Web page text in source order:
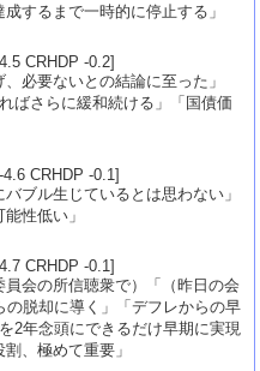
するまで一時的に停止する」
CRHDP -0.2]
必要ないとの結論に至った」
ばさらに緩和続ける」「国債価
CRHDP -0.1]
ブル生じているとは思わない」
性低い」
CRHDP -0.1]
員会の所信聴衆で）「（昨日の会
脱却に導く」「デフレからの早
2年念頭にできるだけ早期に実現
、極めて重要」